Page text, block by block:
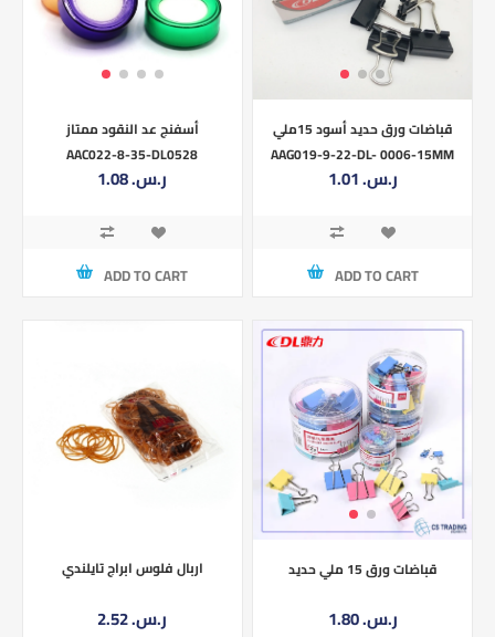
أسفنج عد النقود ممتاز
AAC022-8-35-DL0528
1.08 ر.س.‏
ADD TO CART
قباضات ورق حديد أسود 15ملي
AAG019-9-22-DL- 0006-15MM
1.01 ر.س.‏
ADD TO CART
اربال فلوس ابراج تايلندي
2.52 ر.س.‏
قباضات ورق 15 ملي حديد
1.80 ر.س.‏